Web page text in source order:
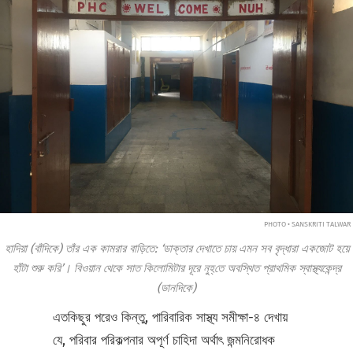
PHOTO • SANSKRITI TALWAR
হাদিয়া (বাঁদিকে) তাঁর এক কামরার বাড়িতে: ‘ডাক্তার দেখাতে চায় এমন সব বৃদ্ধারা একজোট হয়ে
হাঁটা শুরু করি’। বিওয়ান থেকে সাত কিলোমিটার দূরে নুহ্‌তে অবস্থিত প্রাথমিক স্বাস্থ্যকেন্দ্র
(ডানদিকে)
এতকিছুর পরেও কিন্তু, পারিবারিক সাস্থ্য সমীক্ষা-৪ দেখায়
যে, পরিবার পরিকল্পনার অপূর্ণ চাহিদা অর্থাৎ জন্মনিরোধক